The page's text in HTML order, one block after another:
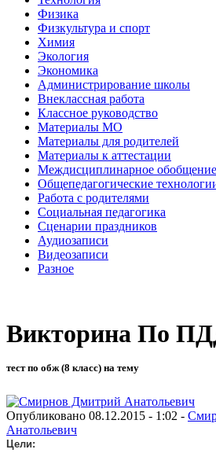
Физика
Физкультура и спорт
Химия
Экология
Экономика
Администрирование школы
Внеклассная работа
Классное руководство
Материалы МО
Материалы для родителей
Материалы к аттестации
Междисциплинарное обобщение
Общепедагогические
Работа с родителями
Социальная педагогика
Сценарии праздников
Аудиозаписи
Видеозаписи
Разное
Викторина По
тест по обж (8 класс) на тему
Опубликовано 08.12.2015 - 1:02 -
Анатольевич
Цели: